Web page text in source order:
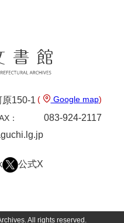
）
150-1 ( Google map)
： 083-924-2117
公式X
All rights reserved.